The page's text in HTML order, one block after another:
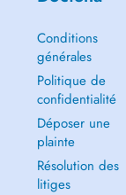
Conditions
générales
Politique de
confidentialité
Déposer une
plainte
Résolution des
litiges